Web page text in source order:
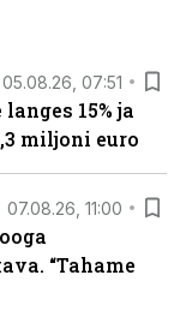
05.08.26, 07:51
15% ja
miljoni euro
07.08.26, 11:00
“Tahame